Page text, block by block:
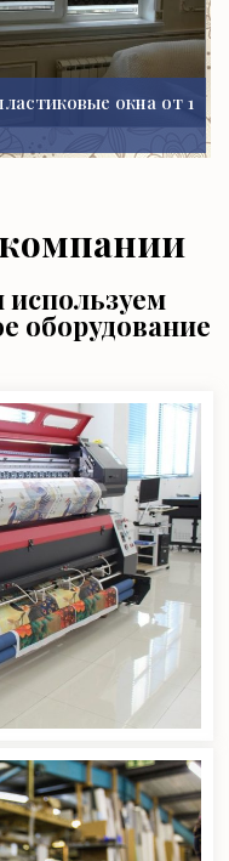
окна от 1
оборудование